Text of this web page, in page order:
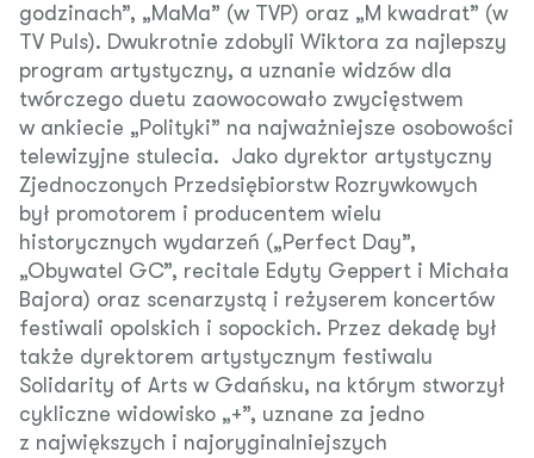
godzinach”, „MaMa” (w TVP) oraz „M kwadrat” (w
TV Puls). Dwukrotnie zdobyli Wiktora za najlepszy
program artystyczny, a uznanie widzów dla
twórczego duetu zaowocowało zwycięstwem
w ankiecie „Polityki” na najważniejsze osobowości
telewizyjne stulecia. Jako dyrektor artystyczny
Zjednoczonych Przedsiębiorstw Rozrywkowych
był promotorem i producentem wielu
historycznych wydarzeń („Perfect Day”,
„Obywatel GC”, recitale Edyty Geppert i Michała
Bajora) oraz scenarzystą i reżyserem koncertów
festiwali opolskich i sopockich. Przez dekadę był
także dyrektorem artystycznym festiwalu
Solidarity of Arts w Gdańsku, na którym stworzył
cykliczne widowisko „+”, uznane za jedno
z największych i najoryginalniejszych